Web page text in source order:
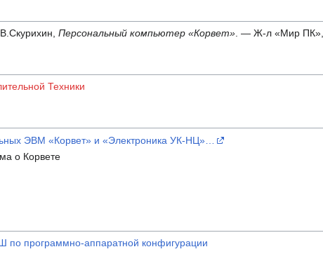
Персональный компьютер «Корвет» . — Ж-л «Мир
Техники
ЭВМ «Корвет» и «Электроника УК-НЦ»…
о Корвете
программно-аппаратной конфигурации